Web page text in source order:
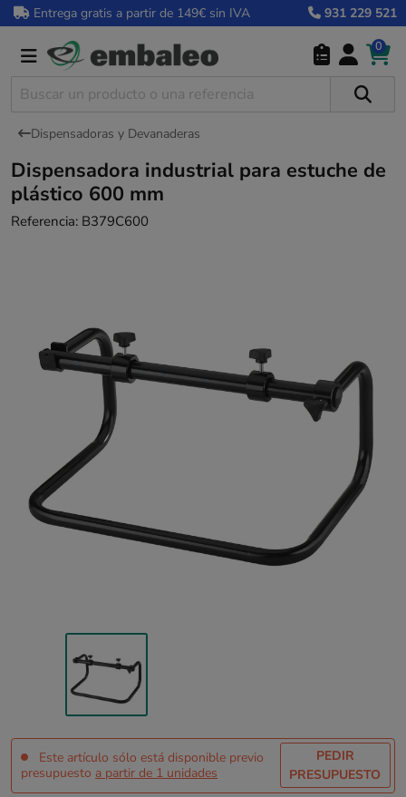
Entrega gratis a partir de 149€ sin IVA 931 229 521
0
Dispensadoras y Devanaderas
Dispensadora industrial para estuche de
plástico 600 mm
Referencia: B379C600
Este artículo sólo está disponible previo
presupuesto a partir de 1 unidades
PEDIR
PRESUPUESTO